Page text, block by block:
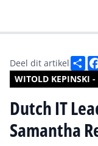
WITOLD KEPINSKI
Deel dit artikel
Dutch IT
Samantha